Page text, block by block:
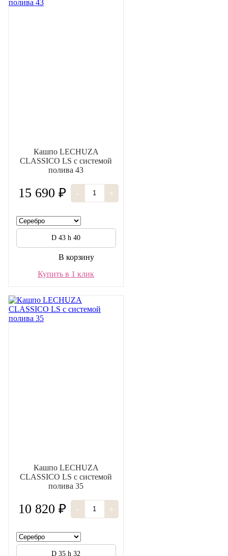
Кашпо LECHUZA
CLASSICO LS с системой
полива 43
15 690 ₽ - +
D 43 h 40
В корзину
Купить в 1 клик
Кашпо LECHUZA
CLASSICO LS с системой
полива 35
10 820 ₽ - +
D 35 h 32